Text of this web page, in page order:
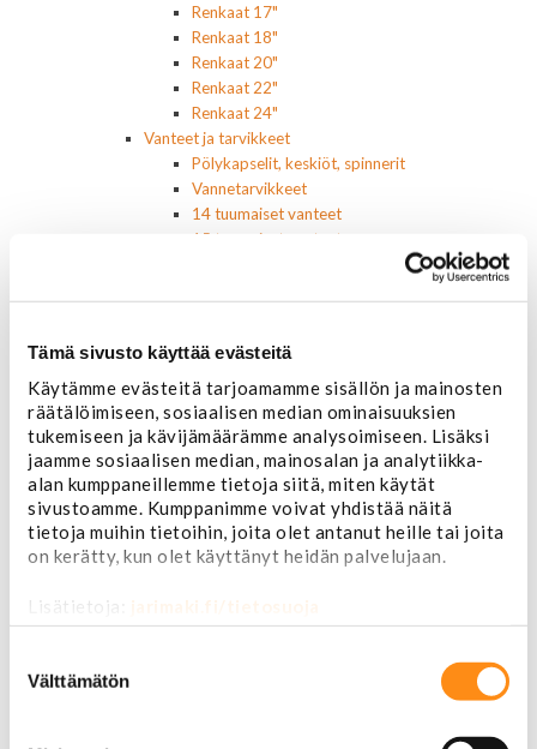
Tämä sivusto käyttää evästeitä
Käytämme evästeitä tarjoamamme sisällön ja mainosten
räätälöimiseen, sosiaalisen median ominaisuuksien
tukemiseen ja kävijämäärämme analysoimiseen. Lisäksi
jaamme sosiaalisen median, mainosalan ja analytiikka-
alan kumppaneillemme tietoja siitä, miten käytät
sivustoamme. Kumppanimme voivat yhdistää näitä
tietoja muihin tietoihin, joita olet antanut heille tai joita
on kerätty, kun olet käyttänyt heidän palvelujaan.
Lisätietoja: jarimaki.fi/tietosuoja
valinta
Välttämätön
Renkaat 17"
Renkaat 18"
Renkaat 20"
Renkaat 22"
Renkaat 24"
Vanteet ja tarvikkeet
Pölykapselit, keskiöt, spinnerit
Vannetarvikkeet
14 tuumaiset vanteet
15 tuumaiset vanteet
22 tuumaiset vanteet
24 tuumaiset vanteet
Sisusta
Ehosteet
Istuimet ja tarvikkeet
Lattiamatot
Ratit ja ratinpäälliset
Ratit
Ratinpäälliset